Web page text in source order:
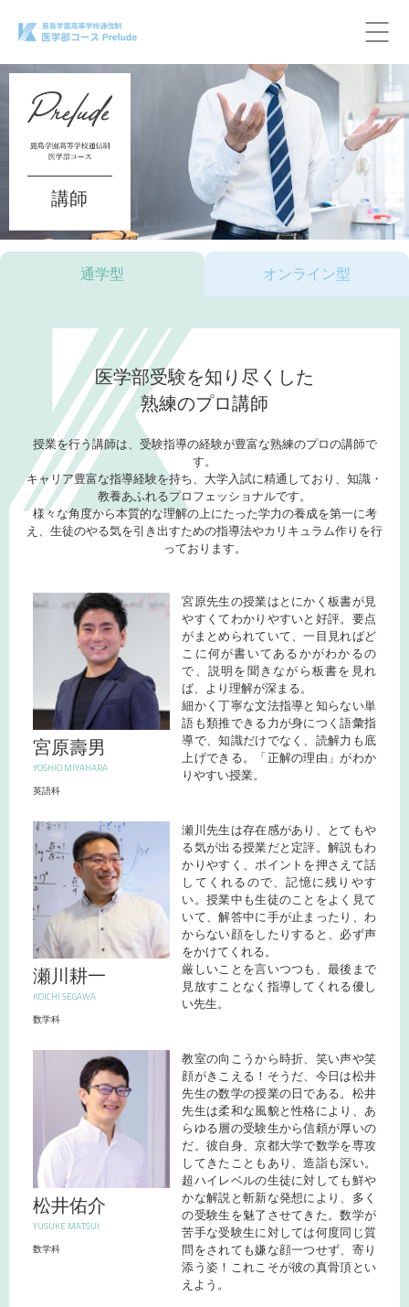
講師
通学型 オンライン型
医学部受験を知り尽くした
熟練のプロ講師
授業を行う講師は、受験指導の経験が豊富な熟練のプロの講師で
す。
キャリア豊富な指導経験を持ち、大学入試に精通しており、知識・
教養あふれるプロフェッショナルです。
様々な角度から本質的な理解の上にたった学力の養成を第一に考
え、生徒のやる気を引き出すための指導法やカリキュラム作りを行
っております。
宮原壽男
YOSHIO MIYAHARA
英語科
宮原先生の授業はとにかく板書が見
やすくてわかりやすいと好評。要点
がまとめられていて、一目見ればど
こに何が書いてあるかがわかるの
で、説明を聞きながら板書を見れ
ば、より理解が深まる。
細かく丁寧な文法指導と知らない単
語も類推できる力が身につく語彙指
導で、知識だけでなく、読解力も底
上げできる。「正解の理由」がわか
りやすい授業。
瀬川耕一
KOICHI SEGAWA
数学科
瀬川先生は存在感があり、とてもや
る気が出る授業だと定評。解説もわ
かりやすく、ポイントを押さえて話
してくれるので、記憶に残りやす
い。授業中も生徒のことをよく見て
いて、解答中に手が止まったり、わ
からない顔をしたりすると、必ず声
をかけてくれる。
厳しいことを言いつつも、最後まで
見放すことなく指導してくれる優し
い先生。
松井佑介
YUSUKE MATSUI
数学科
教室の向こうから時折、笑い声や笑
顔がきこえる！そうだ、今日は松井
先生の数学の授業の日である。松井
先生は柔和な風貌と性格により、あ
らゆる層の受験生から信頼が厚いの
だ。彼自身、京都大学で数学を専攻
してきたこともあり、造詣も深い。
超ハイレベルの生徒に対しても鮮や
かな解説と斬新な発想により、多く
の受験生を魅了させてきた。数学が
苦手な受験生に対しては何度同じ質
問をされても嫌な顔一つせず、寄り
添う姿！これこそが彼の真骨頂とい
えよう。